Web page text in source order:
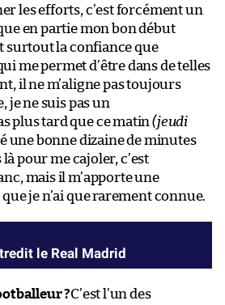
les efforts, c’est forcément un
en partie mon bon début
surtout la confiance que
me permet d’être dans de telles
il ne m’aligne pas toujours
je ne suis pas un
plus tard que ce matin(jeudi
une bonne dizaine de minutes
là pour me cajoler, c’est
mais il m’apporte une
je n’ai que rarement connue.
le Real Madrid
?C’est l’un des